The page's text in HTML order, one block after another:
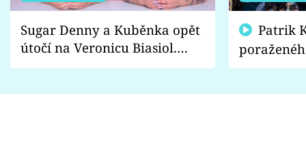
Sugar Denny a Kuběnka opět
útočí na Veronicu Biasiol.
Proč je podle nich falešná a
fanoušci